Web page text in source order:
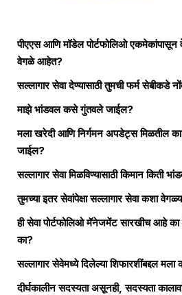
पीएएस आणि मॉडेल पोर्टफोलिओ
वेगळे आहेत?
सल्लागार सेवा देण्यासाठी तुमची फर्म सेबीकडे
माझे भांडवल कसे गुंतवले जाईल?
मला खरेदी आणि निर्गमन अपडेट्स मिळतील
जाईल?
सल्लागार सेवा मिळविण्यासाठी किमान किती
तुमच्या इतर सेवांपेक्षा सल्लागार सेवा कशा
ही सेवा पोर्टफोलिओ मॅनेजमेंट सारखीच आहे
का?
सल्लागार सेवेमध्ये दिलेल्या शिफारशींबद्दल मला
दीर्घकालीन सदस्यता असूनही, सदस्यता